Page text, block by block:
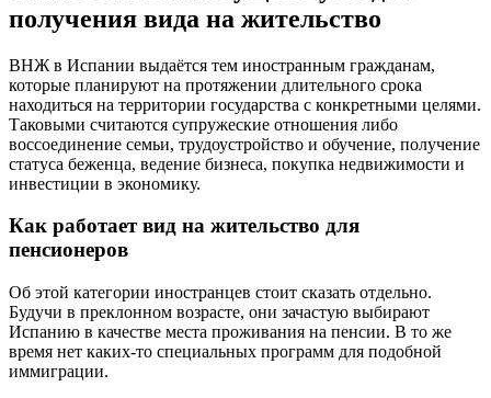
получения вида на жительство
ВНЖ в Испании выдаётся тем иностранным гражданам,
которые планируют на протяжении длительного срока
находиться на территории государства с конкретными целями.
Таковыми считаются супружеские отношения либо
воссоединение семьи, трудоустройство и обучение, получение
статуса беженца, ведение бизнеса, покупка недвижимости и
инвестиции в экономику.
Как работает вид на жительство для
пенсионеров
Об этой категории иностранцев стоит сказать отдельно.
Будучи в преклонном возрасте, они зачастую выбирают
Испанию в качестве места проживания на пенсии. В то же
время нет каких-то специальных программ для подобной
иммиграции.